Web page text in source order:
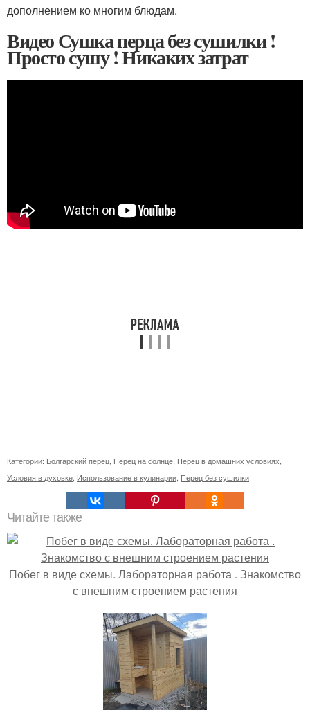
дополнением ко многим блюдам.
Видео Сушка перца без сушилки !
Просто сушу ! Никаких затрат
Категории: Болгарский перец Перец на солнце Перец в домашних условиях
Условия в духовке Использование в кулинарии Перец без сушилки
Читайте также
Побег в виде схемы. Лабораторная работа . Знакомство
с внешним строением растения